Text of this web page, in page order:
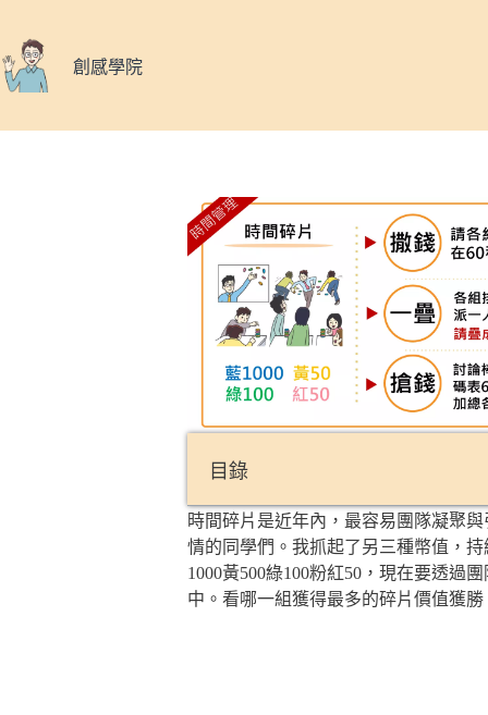
創感學院
目錄
時間碎片是近年內，最容易團隊凝聚
情的同學們。我抓起了另三種幣值，
1000黃500綠100粉紅50，現在要透過
中。看哪一組獲得最多的碎片價值獲勝